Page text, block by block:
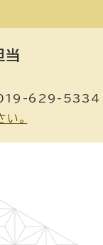
当
019-629-5334
。